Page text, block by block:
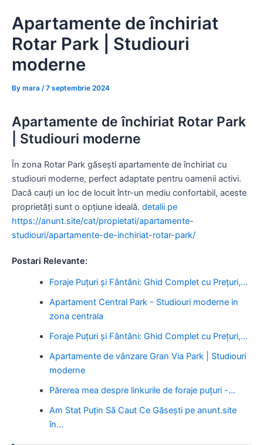
content
Apartamente de închiriat
Rotar Park | Studiouri
moderne
By mara /7 septembrie 2024
Apartamente de închiriat Rotar Park
| Studiouri moderne
În zona Rotar Park găsești apartamente de închiriat cu
studiouri moderne, perfect adaptate pentru oamenii activi.
Dacă cauți un loc de locuit într-un mediu confortabil, aceste
proprietăți sunt o opțiune ideală. detalii pe
https://anunt.site/cat/propietati/apartamente-
studiouri/apartamente-de-inchiriat-rotar-park/
Postari Relevante:
Foraje Puțuri și Fântâni: Ghid Complet cu Prețuri,…
Apartament Central Park - Studiouri moderne in
zona centrala
Foraje Puțuri și Fântâni: Ghid Complet cu Prețuri,…
Apartamente de vânzare Gran Via Park | Studiouri
moderne
Părerea mea despre linkurile de foraje puțuri -…
Am Stat Puțin Să Caut Ce Găsești pe anunt.site
în…